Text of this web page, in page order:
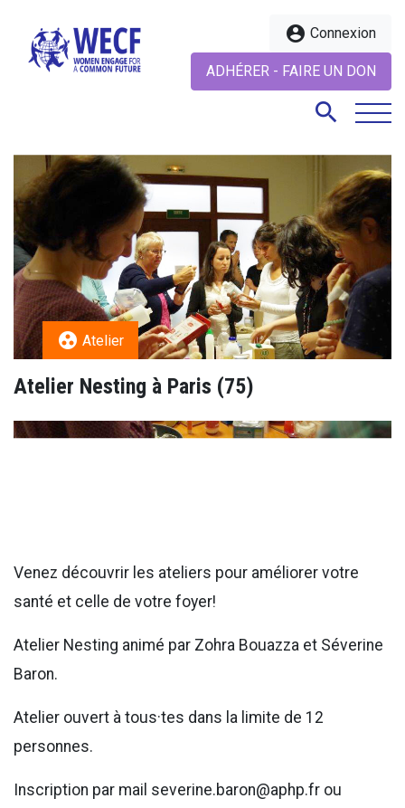
account_circle Connexion
ADHÉRER - FAIRE UN DON
search
search
group_work Atelier
Atelier Nesting à Paris (75)
Venez découvrir les ateliers pour améliorer votre
santé et celle de votre foyer!
Atelier Nesting animé par Zohra Bouazza et Séverine
Baron.
Atelier ouvert à tous·tes dans la limite de 12
personnes.
Inscription par mail severine.baron@aphp.fr ou